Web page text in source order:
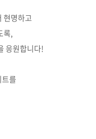
현명하고
록,
응원합니다!
를